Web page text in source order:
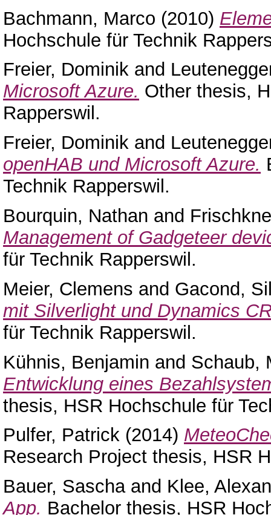
Bachmann, Marco (2010)
Hochschule für Technik
Freier, Dominik and
Microsoft Azure. Other thesis,
Rapperswil.
Freier, Dominik and
openHAB und Microsoft Azure.
Technik Rapperswil.
Bourquin, Nathan and
Management of Gadgeteer
für Technik Rapperswil.
Meier, Clemens and Gacond,
mit Silverlight und Dynamics
für Technik Rapperswil.
Kühnis, Benjamin and Schaub,
Entwicklung eines
thesis, HSR Hochschule für
Pulfer, Patrick (2014)
Research Project thesis, HSR
Bauer, Saschaand Klee,
App. Bachelor thesis, HSR